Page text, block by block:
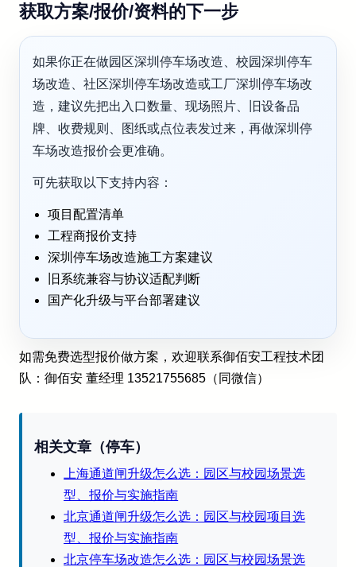
获取方案/报价/资料的下一步
如果你正在做园区深圳停车场改造、校园深圳停车
场改造、社区深圳停车场改造或工厂深圳停车场改
造，建议先把出入口数量、现场照片、旧设备品
牌、收费规则、图纸或点位表发过来，再做深圳停
车场改造报价会更准确。
可先获取以下支持内容：
项目配置清单
工程商报价支持
深圳停车场改造施工方案建议
旧系统兼容与协议适配判断
国产化升级与平台部署建议
如需免费选型报价做方案，欢迎联系御佰安工程技术团
队：御佰安 董经理 13521755685（同微信）
相关文章（停车）
上海通道闸升级怎么选：园区与校园场景选
型、报价与实施指南
北京通道闸升级怎么选：园区与校园项目选
型、报价与实施指南
北京停车场改造怎么选：园区与校园场景选